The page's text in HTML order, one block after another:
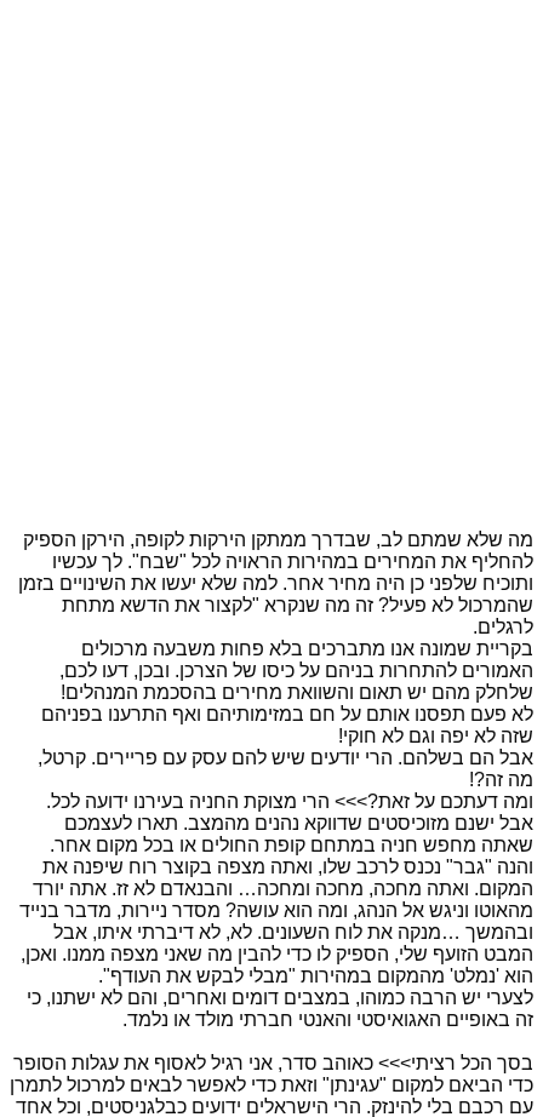
מה שלא שמתם לב, שבדרך ממתקן הירקות לקופה, הירקן הספיק
להחליף את המחירים במהירות הראויה לכל "שבח". לך עכשיו
ותוכיח שלפני כן היה מחיר אחר. למה שלא יעשו את השינויים בזמן
שהמרכול לא פעיל? זה מה שנקרא "לקצור את הדשא מתחת
לרגלים.
בקריית שמונה אנו מתברכים בלא פחות משבעה מרכולים
האמורים להתחרות בניהם על כיסו של הצרכן. ובכן, דעו לכם,
שלחלק מהם יש תאום והשוואת מחירים בהסכמת המנהלים!
לא פעם תפסנו אותם על חם במזימותיהם ואף התרענו בפניהם
שזה לא יפה וגם לא חוקי!
אבל הם בשלהם. הרי יודעים שיש להם עסק עם פריירים. קרטל,
מה זה?!
ומה דעתכם על זאת?>>> הרי מצוקת החניה בעירנו ידועה לכל.
אבל ישנם מזוכיסטים שדווקא נהנים מהמצב. תארו לעצמכם
שאתה מחפש חניה במתחם קופת החולים או בכל מקום אחר.
והנה "גבר" נכנס לרכב שלו, ואתה מצפה בקוצר רוח שיפנה את
המקום. ואתה מחכה, מחכה ומחכה… והבנאדם לא זז. אתה יורד
מהאוטו וניגש אל הנהג, ומה הוא עושה? מסדר ניירות, מדבר בנייד
ובהמשך …מנקה את לוח השעונים. לא, לא דיברתי איתו, אבל
המבט הזועף שלי, הספיק לו כדי להבין מה שאני מצפה ממנו. ואכן,
הוא 'נמלט' מהמקום במהירות "מבלי לבקש את העודף".
לצערי יש הרבה כמוהו, במצבים דומים ואחרים, והם לא ישתנו, כי
זה באופיים האגואיסטי והאנטי חברתי מולד או נלמד.
בסך הכל רציתי>>> כאוהב סדר, אני רגיל לאסוף את עגלות הסופר
כדי הביאם למקום "עגינתן" וזאת כדי לאפשר לבאים למרכול לתמרן
עם רכבם בלי להינזק. הרי הישראלים ידועים כבלגניסטים, וכל אחד